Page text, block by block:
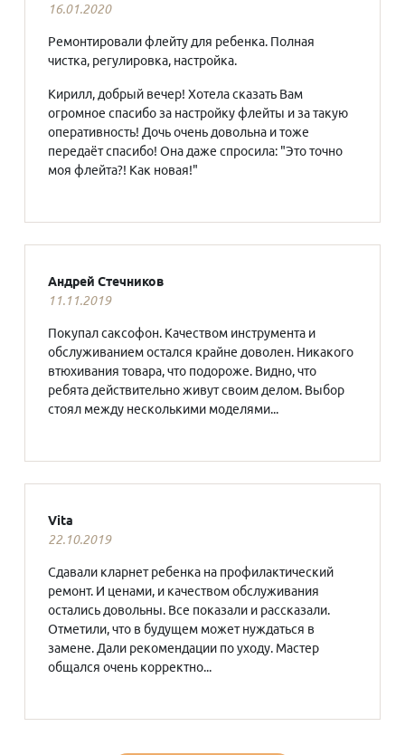
16.01.2020
Ремонтировали флейту для ребенка. Полная
чистка, регулировка, настройка.
Кирилл, добрый вечер! Хотела сказать Вам
огромное спасибо за настройку флейты и за такую
оперативность! Дочь очень довольна и тоже
передаёт спасибо! Она даже спросила: "Это точно
моя флейта?! Как новая!"
Андрей Стечников
11.11.2019
Покупал саксофон. Качеством инструмента и
обслуживанием остался крайне доволен. Никакого
втюхивания товара, что подороже. Видно, что
ребята действительно живут своим делом. Выбор
стоял между несколькими моделями...
Vita
22.10.2019
Сдавали кларнет ребенка на профилактический
ремонт. И ценами, и качеством обслуживания
остались довольны. Все показали и рассказали.
Отметили, что в будущем может нуждаться в
замене. Дали рекомендации по уходу. Мастер
общался очень корректно...